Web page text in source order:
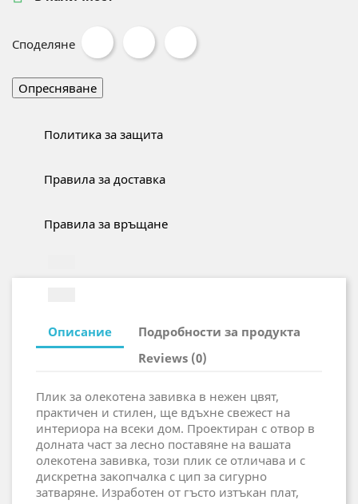
Споделяне
Политика за защита
Правила за доставка
Правила за връщане
Описание
Подробности за продукта
Reviews (0)
Плик за олекотена завивка в нежен цвят,
практичен и стилен, ще вдъхне свежест на
интериора на всеки дом. Проектиран с отвор в
долната част за лесно поставяне на вашата
олекотена завивка, този плик се отличава и с
дискретна закопчалка с цип за сигурно
затваряне. Изработен от гъсто изтъкан плат,